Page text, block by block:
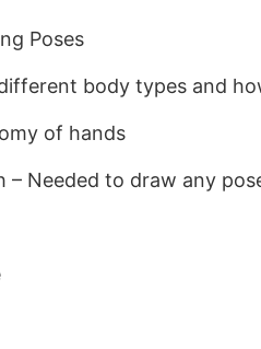
Poses
body types and
of hands
– Needed to draw any